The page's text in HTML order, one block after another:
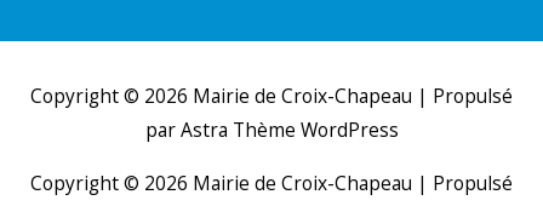
Copyright © 2026 Mairie de Croix-Chapeau | Propulsé
parAstra Thème WordPress
Copyright © 2026 Mairie de Croix-Chapeau | Propulsé